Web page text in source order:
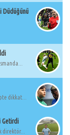
Düdüğünü
dikkat...
Getirdi